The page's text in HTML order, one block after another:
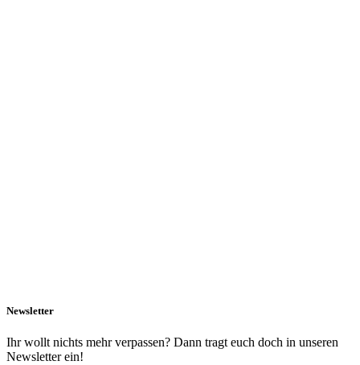
Newsletter
Ihr wollt nichts mehr verpassen? Dann tragt euch doch in unseren
Newsletter ein!